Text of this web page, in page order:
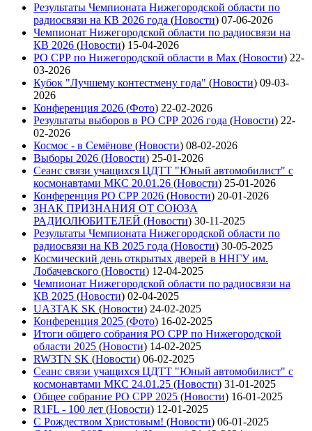
Результаты Чемпионата Нижегородской области по
радиосвязи на КВ 2026 года (Новости) 07-06-2026
Чемпионат Нижегородской области по радиосвязи на
КВ 2026 (Новости) 15-04-2026
РО СРР по Нижегородской области в Max (Новости) 22-
03-2026
Кубок "Лучшему контестмену года" (Новости) 09-03-
2026
Конференция 2026 (Фото) 22-02-2026
Результаты выборов в РО СРР 2026 года (Новости) 22-
02-2026
Космос - в Семёнове (Новости) 08-02-2026
Выборы 2026 (Новости) 25-01-2026
Сеанс связи учащихся ЦДТТ "Юный автомобилист" с
космонавтами МКС 20.01.26 (Новости) 25-01-2026
Конференция РО СРР 2026 (Новости) 20-01-2026
ЗНАК ПРИЗНАНИЯ ОТ СОЮЗА
РАДИОЛЮБИТЕЛЕЙ (Новости) 30-11-2025
Результаты Чемпионата Нижегородской области по
радиосвязи на КВ 2025 года (Новости) 30-05-2025
Космический день открытых дверей в ННГУ им.
Лобачевского (Новости) 12-04-2025
Чемпионат Нижегородской области по радиосвязи на
КВ 2025 (Новости) 02-04-2025
UA3TAK SK (Новости) 24-02-2025
Конференция 2025 (Фото) 16-02-2025
Итоги общего собрания РО СРР по Нижегородской
области 2025 (Новости) 14-02-2025
RW3TN SK (Новости) 06-02-2025
Сеанс связи учащихся ЦДТТ "Юный автомобилист" с
космонавтами МКС 24.01.25 (Новости) 31-01-2025
Общее собрание РО СРР 2025 (Новости) 16-01-2025
R1FL - 100 лет (Новости) 12-01-2025
С Рождеством Христовым! (Новости) 06-01-2025